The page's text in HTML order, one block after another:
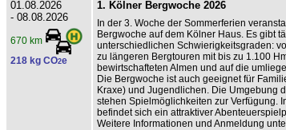
01.08.2026
- 08.08.2026
670 km
218 kg CO2e
1. Kölner Bergwoche 2026
In der 3. Woche der Sommerferien
Bergwoche auf dem Kölner Haus. Es gibt
unterschiedlichen Schwierigkeitsgraden:
zu längeren Bergtouren mit bis zu 1.100
bewirtschafteten Almen und auf die
Die Bergwoche ist auch geeignet für
Kraxe) und Jugendlichen. Die Umgebung
stehen Spielmöglichkeiten zur Verfügung.
befindet sich ein attraktiver
Weitere Informationen und Anmeldung